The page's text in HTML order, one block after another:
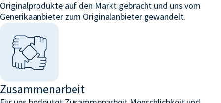
Originalprodukte auf den Markt gebracht und uns vom
Generikaanbieter zum Originalanbieter gewandelt.
Zusammenarbeit